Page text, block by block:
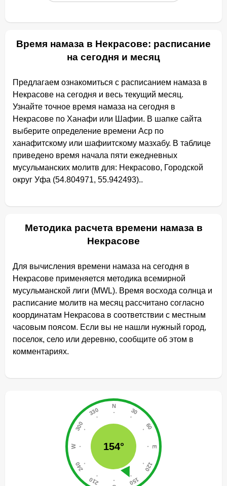
Время намаза в Некрасове: расписание
на сегодня и месяц
Предлагаем ознакомиться с расписанием намаза в
Некрасове на сегодня и весь текущий месяц.
Узнайте точное время намаза на сегодня в
Некрасове по Ханафи или Шафии. В шапке сайта
выберите определение времени Аср по
ханафитскому или шафиитскому мазхабу. В таблице
приведено время начала пяти ежедневных
мусульманских молитв для: Некрасово, Городской
округ Уфа (54.804971, 55.942493)..
Методика расчета времени намаза в
Некрасове
Для вычисления времени намаза на сегодня в
Некрасове применяется методика всемирной
мусульманской лиги (MWL). Время восхода солнца и
расписание молитв на месяц рассчитано согласно
координатам Некрасова в соответствии с местным
часовым поясом. Если вы не нашли нужный город,
поселок, село или деревню, сообщите об этом в
комментариях.
154°